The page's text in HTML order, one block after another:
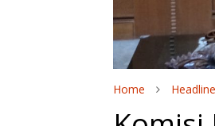
Home Headline